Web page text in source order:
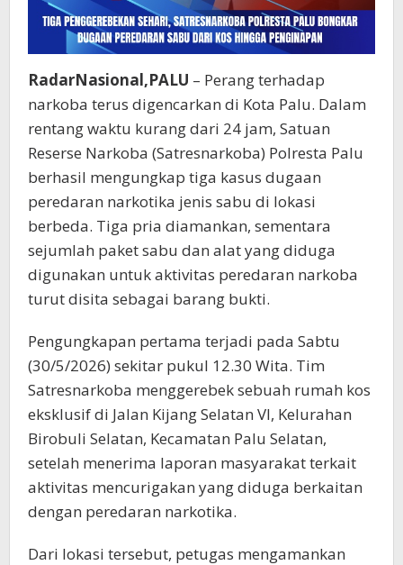
RadarNasional,PALU – Perang terhadap
narkoba terus digencarkan di Kota Palu. Dalam
rentang waktu kurang dari 24 jam, Satuan
Reserse Narkoba (Satresnarkoba) Polresta Palu
berhasil mengungkap tiga kasus dugaan
peredaran narkotika jenis sabu di lokasi
berbeda. Tiga pria diamankan, sementara
sejumlah paket sabu dan alat yang diduga
digunakan untuk aktivitas peredaran narkoba
turut disita sebagai barang bukti.
Pengungkapan pertama terjadi pada Sabtu
(30/5/2026) sekitar pukul 12.30 Wita. Tim
Satresnarkoba menggerebek sebuah rumah kos
eksklusif di Jalan Kijang Selatan VI, Kelurahan
Birobuli Selatan, Kecamatan Palu Selatan,
setelah menerima laporan masyarakat terkait
aktivitas mencurigakan yang diduga berkaitan
dengan peredaran narkotika.
Dari lokasi tersebut, petugas mengamankan